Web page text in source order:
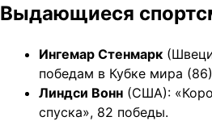
Выдающиеся
Ингемар Стенмарк
победам в Кубке мира
Линдси Вонн (США):
спуска», 82 победы.